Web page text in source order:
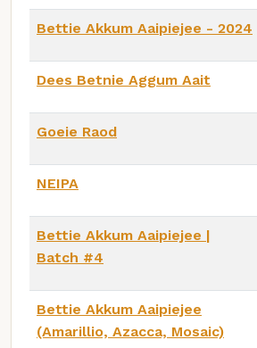
Bettie Akkum Aaipiejee - 2024
Dees Betnie Aggum Aait
Goeie Raod
NEIPA
Bettie Akkum Aaipiejee |
Batch #4
Bettie Akkum Aaipiejee
(Amarillio, Azacca, Mosaic)